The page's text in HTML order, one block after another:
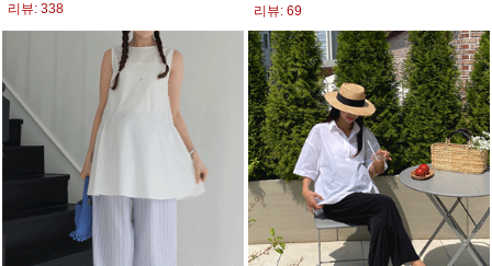
리뷰: 338
리뷰: 69